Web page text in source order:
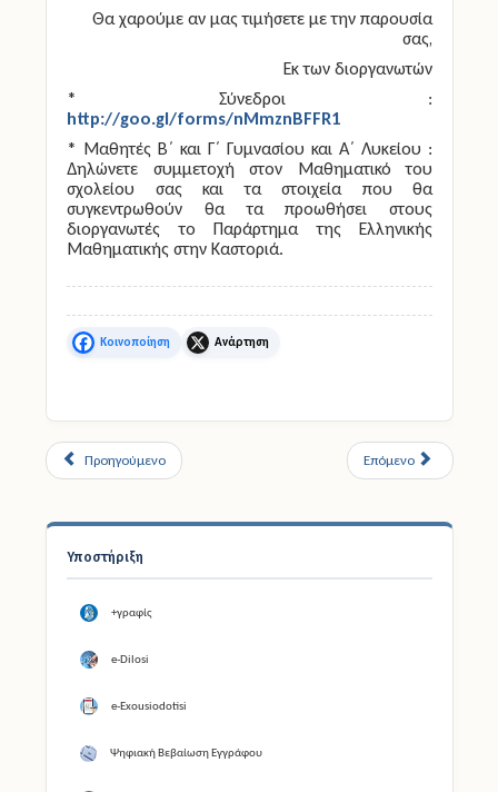
Υποστήριξη
+γραφίς
e-Dilosi
e-Exousiodotisi
Ψηφιακή Βεβαίωση Εγγράφου
Θα χαρούμε αν μας τιμήσετε με την παρουσία
σας,
Εκ των διοργανωτών
* Σύνεδροι :
http://goo.gl/forms/nMmznBFFR1
* Μαθητές Β΄ και Γ΄ Γυμνασίου και Α΄ Λυκείου :
Δηλώνετε συμμετοχή στον Μαθηματικό του
σχολείου σας και τα στοιχεία που θα
συγκεντρωθούν θα τα προωθήσει στους
διοργανωτές το Παράρτημα της Ελληνικής
Μαθηματικής στην Καστοριά.
Facebook X
Προηγούμενο Επόμενο